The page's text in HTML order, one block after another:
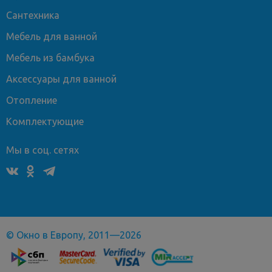
Сантехника
Мебель для ванной
Мебель из бамбука
Аксессуары для ванной
Отопление
Комплектующие
Мы в соц. сетях
© Окно в Европу, 2011—2026